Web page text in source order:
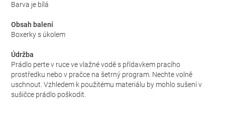
Barva je bílá
Obsah balení
Boxerky s úkolem
Údržba
Prádlo perte v ruce ve vlažné vodě s přídavkem pracího
prostředku nebo v pračce na šetrný program. Nechte volně
uschnout. Vzhledem k použitému materiálu by mohlo sušení v
sušičce prádlo poškodit.